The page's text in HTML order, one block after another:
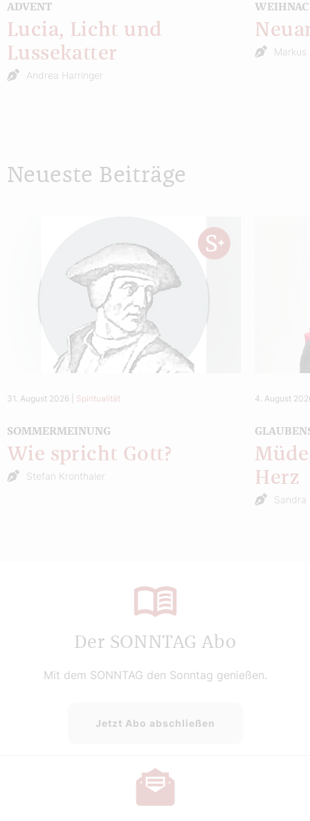
ADVENT
Lucia, Licht und
Lussekatter
Andrea Harringer
Markus
Neueste Beiträge
31. August 2026 Spiritualität
SOMMERMEINUNG
Wie spricht Gott?
Stefan Kronthaler
4. August
Herz
Sandra
Der SONNTAG Abo
Mit dem SONNTAG den Sonntag genießen.
Jetzt Abo abschließen